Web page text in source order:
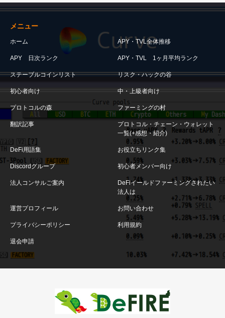
メニュー
ホーム APY・TVL全体推移
APY 日次ランク APY・TVL 1ヶ月平均ランク
ステーブルコインリスト リスク・ハックの谷
初心者向け 中・上級者向け
プロトコルの森 ファーミングの村
翻訳記事
プロトコル・チェーン・ウォレット
一覧(+感想・紹介)
DeFi用語集 お役立ちリンク集
Discordグループ 初心者メンバー向け
法人コンサルご案内
DeFiイールドファーミングされたい
法人は
運営プロフィール お問い合わせ
プライバシーポリシー 利用規約
退会申請